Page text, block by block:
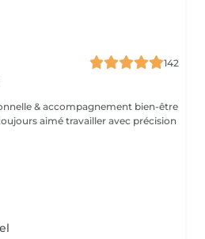
142
aimé travailler avec précision